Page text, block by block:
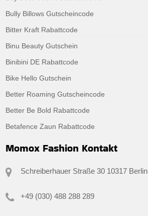
Bully Billows Gutscheincode
Bitter Kraft Rabattcode
Binu Beauty Gutschein
Binibini DE Rabattcode
Bike Hello Gutschein
Better Roaming Gutscheincode
Better Be Bold Rabattcode
Betafence Zaun Rabattcode
Momox Fashion Kontakt
Schreiberhauer Straße 30 10317 Berlin
+49 (030) 488 288 289